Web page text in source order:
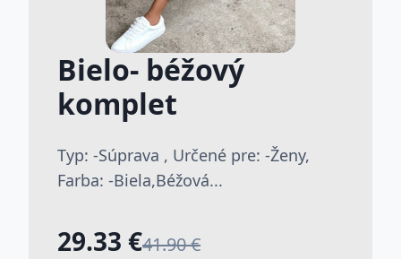
Bielo- béžový
komplet
Typ: -Súprava , Určené pre: -Ženy,
Farba: -Biela,Béžová...
29.33 €41.90 €